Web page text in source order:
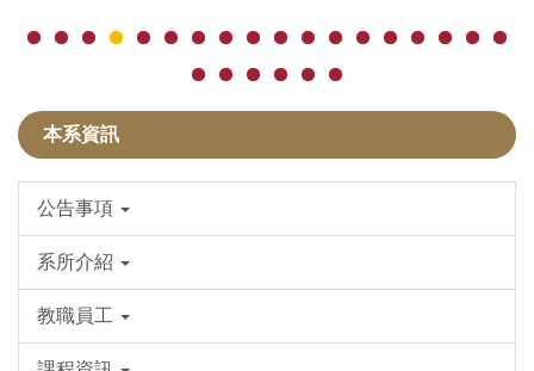
本系資訊
公告事項
系所介紹
教職員工